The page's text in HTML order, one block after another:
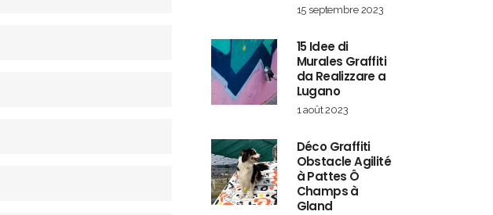
15 septembre 2023
15 Idee di
Murales Graffiti
da Realizzare a
Lugano
1 août 2023
Déco Graffiti
Obstacle Agilité
à Pattes Ô
Champs à
Gland